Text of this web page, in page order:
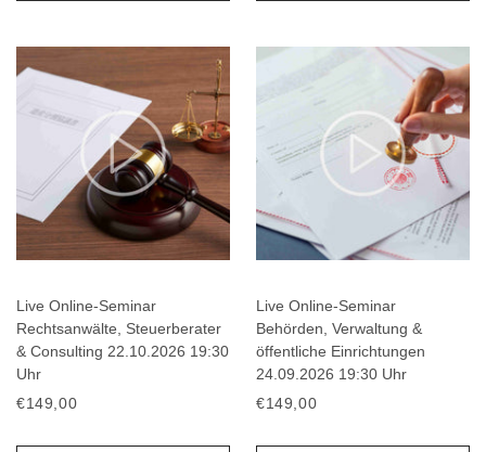
Live Online-Seminar
Rechtsanwälte, Steuerberater
& Consulting 22.10.2026 19:30
Uhr
€149,00
Live Online-Seminar
Behörden, Verwaltung &
öffentliche Einrichtungen
24.09.2026 19:30 Uhr
€149,00